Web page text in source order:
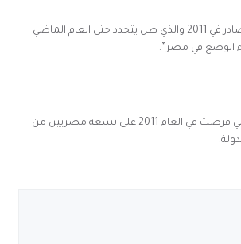
الموقع الإلكتروني الرسمي للمحكمة أفاد بأنها ألغت قرار مجلس الاتحاد الأوروبي الصادر في 2011 والذي ظل يتجدد حتى العام الماضي
الوضع في مصر”.
يشار أن الاتحاد الأوروبي كان أعلن في مارس/ آذار من العام الماضي إلغاء العقوبات التي فرضت في العام 2011 على تسعة مصريين من